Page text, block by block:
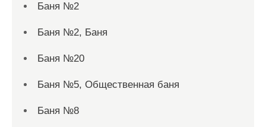
Баня №2
Баня №2, Баня
Баня №20
Баня №5, Общественная баня
Баня №8